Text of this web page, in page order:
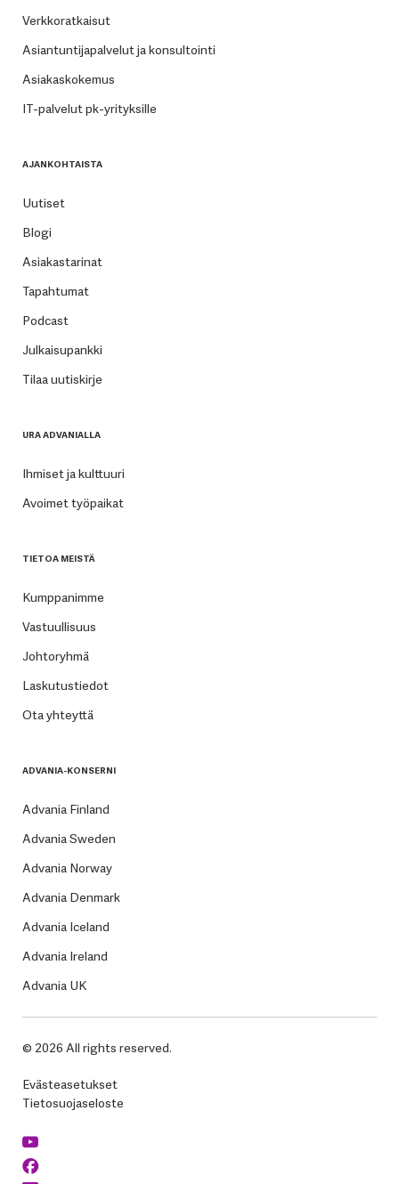
Verkkoratkaisut
Asiantuntijapalvelut ja konsultointi
Asiakaskokemus
IT-palvelut pk-yrityksille
AJANKOHTAISTA
Uutiset
Blogi
Asiakastarinat
Tapahtumat
Podcast
Julkaisupankki
Tilaa uutiskirje
URA ADVANIALLA
Ihmiset ja kulttuuri
Avoimet työpaikat
TIETOA MEISTÄ
Kumppanimme
Vastuullisuus
Johtoryhmä
Laskutustiedot
Ota yhteyttä
ADVANIA-KONSERNI
Advania Finland
Advania Sweden
Advania Norway
Advania Denmark
Advania Iceland
Advania Ireland
Advania UK
© 2026 All rights reserved.
Evästeasetukset
Tietosuojaseloste